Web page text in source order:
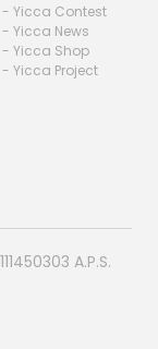
- Yicca Contest
- Yicca News
- Yicca Shop
- Yicca Project
A.P.S.